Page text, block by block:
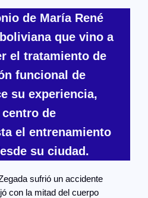
de María René
que vino a
el tratamiento de
funcional de
su experiencia,
de
el entrenamiento
su ciudad.
sufrió un accidente
con la mitad del cuerpo